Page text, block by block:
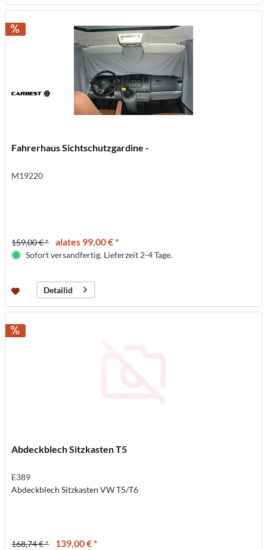
Fahrerhaus Sichtschutzgardine -
M19220
159,00 € * alates 99,00 € *
Sofort versandfertig. Lieferzeit 2-4 Tage.
Detailid
Abdeckblech Sitzkasten T5
E389
Abdeckblech Sitzkasten VW T5/T6
168,74 € * 139,00 € *